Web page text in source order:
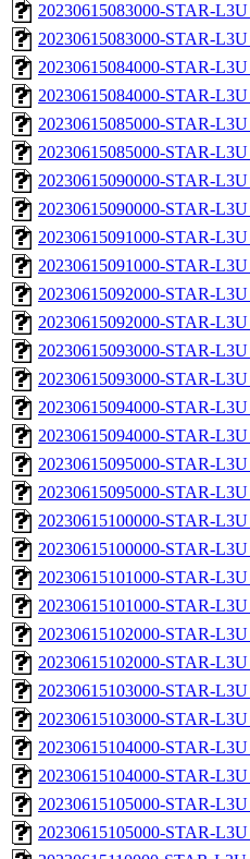
20230615083000-STAR-
20230615083000-STAR-
20230615084000-STAR-
20230615084000-STAR-
20230615085000-STAR-
20230615085000-STAR-
20230615090000-STAR-
20230615090000-STAR-
20230615091000-STAR-
20230615091000-STAR-
20230615092000-STAR-
20230615092000-STAR-
20230615093000-STAR-
20230615093000-STAR-
20230615094000-STAR-
20230615094000-STAR-
20230615095000-STAR-
20230615095000-STAR-
20230615100000-STAR-
20230615100000-STAR-
20230615101000-STAR-
20230615101000-STAR-
20230615102000-STAR-
20230615102000-STAR-
20230615103000-STAR-
20230615103000-STAR-
20230615104000-STAR-
20230615104000-STAR-
20230615105000-STAR-
20230615105000-STAR-